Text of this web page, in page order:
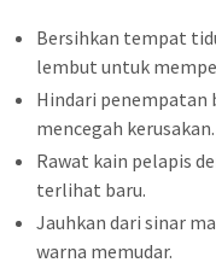
Bersihkan tempat
lembut untuk
Hindari penempatan
mencegah kerusakan.
Rawat kain pelapis
terlihat baru.
Jauhkan dari sinar
warna memudar.